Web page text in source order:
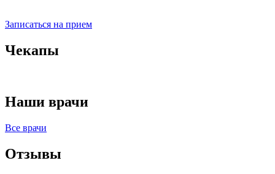
Записаться на прием
Чекапы
Наши врачи
Все врачи
Отзывы